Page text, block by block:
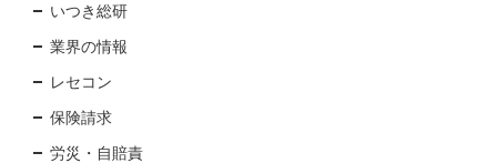
いつき総研
業界の情報
レセコン
保険請求
労災・自賠責